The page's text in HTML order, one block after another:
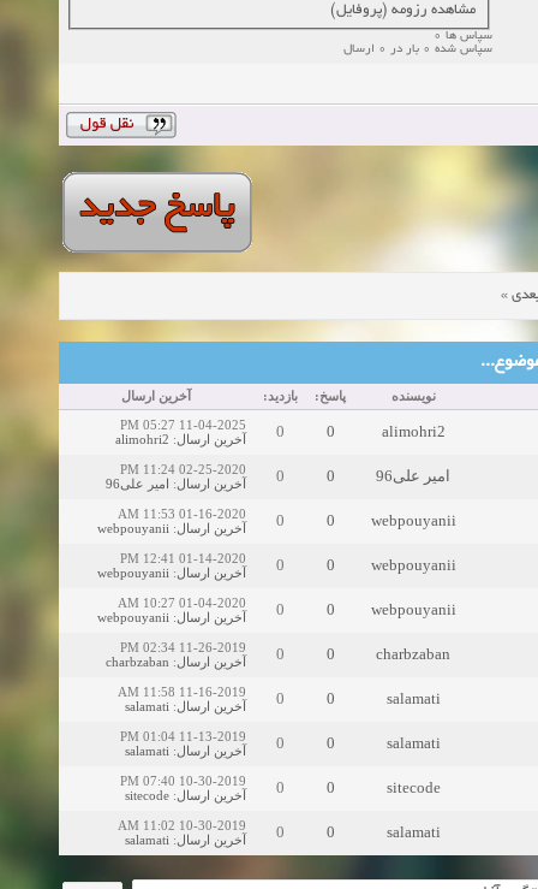
مشاهده رزومه (پروفایل)
سپاس ها 0
سپاس شده 0 بار در 0 ارسال
»
نویسنده پاسخ: بازدید: آخرین ارسال
alimohri2
0
0
11-04-2025 05:27 PM
آخرین ارسال:
alimohri2
امیر علی96 0
0
02-25-2020 11:24 PM
آخرین ارسال: امیر علی96
webpouyanii
0
0
01-16-2020 11:53 AM
آخرین ارسال:
webpouyanii
webpouyanii
0
0
01-14-2020 12:41 PM
آخرین ارسال:
webpouyanii
webpouyanii
0
0
01-04-2020 10:27 AM
آخرین ارسال:
webpouyanii
charbzaban
0
0
11-26-2019 02:34 PM
آخرین ارسال:
charbzaban
salamati
0
0
11-16-2019 11:58 AM
آخرین ارسال:
salamati
salamati
0
0
11-13-2019 01:04 PM
آخرین ارسال:
salamati
sitecode
0
0
10-30-2019 07:40 PM
آخرین ارسال:
sitecode
salamati
0
0
10-30-2019 11:02 AM
آخرین ارسال:
salamati